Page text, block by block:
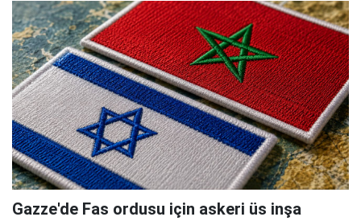
Gazze'de Fas ordusu için askeri üs inşa